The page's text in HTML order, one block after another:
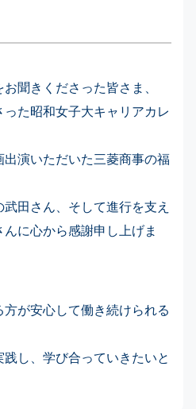
聞きくださった皆さま、
た昭和女子大キャリアカレ
演いただいた三菱商事の福
武田さん、そして進行を支え
に心から感謝申し上げま
が安心して働き続けられる
し、学び合っていきたいと